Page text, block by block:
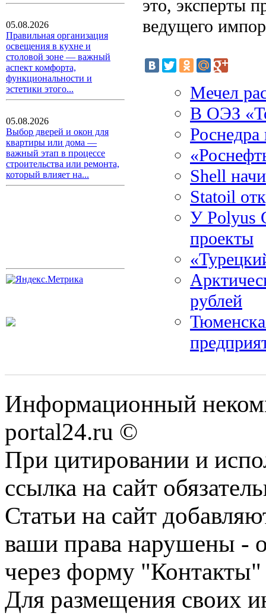
05.08.2026
Правильная организация
освещения в кухне и
столовой зоне — важный
аспект комфорта,
функциональности и
эстетики этого...
05.08.2026
Выбор дверей и окон для
квартиры или дома —
важный этап в процессе
строительства или ремонта,
который влияет на...
это, эксперты
ведущего
Мечел
В ОЭЗ
Роснедра
Shell
Statoil
У Polyus
проекты
рублей
Информационный
portal24.ru ©
При цитировании и
ссылка на сайт
Статьи на сайт
ваши права нарушены -
через форму "Контакты"
Для размещения своих